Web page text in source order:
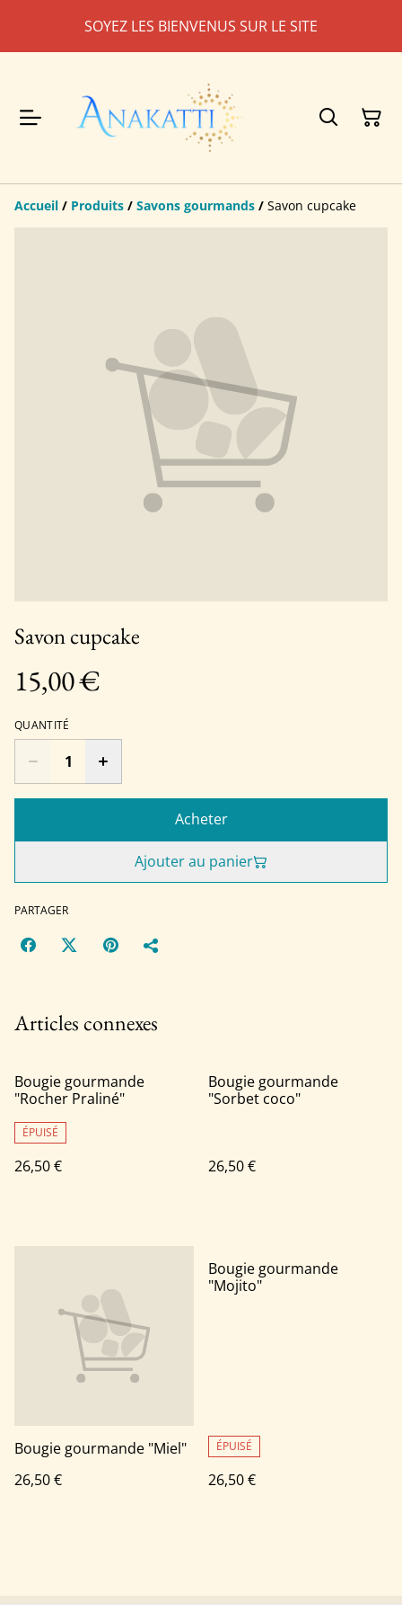
SOYEZ LES BIENVENUS SUR LE SITE
Accueil / Produits / Savons gourmands / Savon cupcake
Savon cupcake
15,00 €
QUANTITÉ
Acheter
Ajouter au panier
PARTAGER
Articles connexes
Bougie gourmande
"Rocher Praliné"
ÉPUISÉ
26,50 €
Bougie gourmande
"Sorbet coco"
26,50 €
Bougie gourmande "Miel"
26,50 €
Bougie gourmande
"Mojito"
ÉPUISÉ
26,50 €